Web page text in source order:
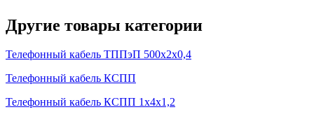
Другие товары категории
Телефонный кабель ТППэП 500х2х0,4
Телефонный кабель КСПП
Телефонный кабель КСПП 1х4х1,2